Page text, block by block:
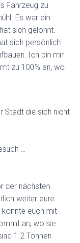
Fahrzeug zu
Es war ein
sich gelohnt.
sich persönlich
Ich bin mir
zu 100% an, wo
Stadt die sich nicht
…
der nächsten
weiter eure
euch mit
an, wo sie
1.2 Tonnen